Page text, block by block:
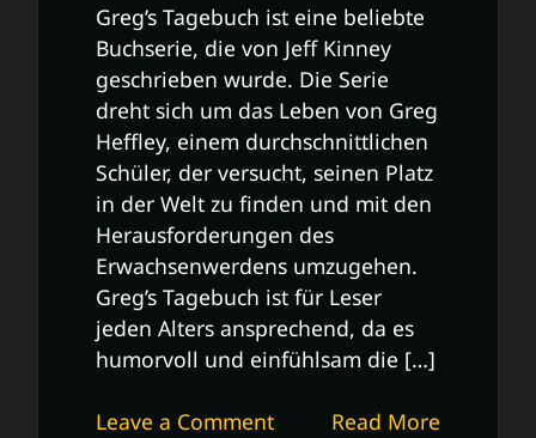
Greg’s Tagebuch ist eine beliebte
Buchserie, die von Jeff Kinney
geschrieben wurde. Die Serie
dreht sich um das Leben von Greg
Heffley, einem durchschnittlichen
Schüler, der versucht, seinen Platz
in der Welt zu finden und mit den
Herausforderungen des
Erwachsenwerdens umzugehen.
Greg’s Tagebuch ist für Leser
jeden Alters ansprechend, da es
humorvoll und einfühlsam die […]
Read More
Leave a Commenton